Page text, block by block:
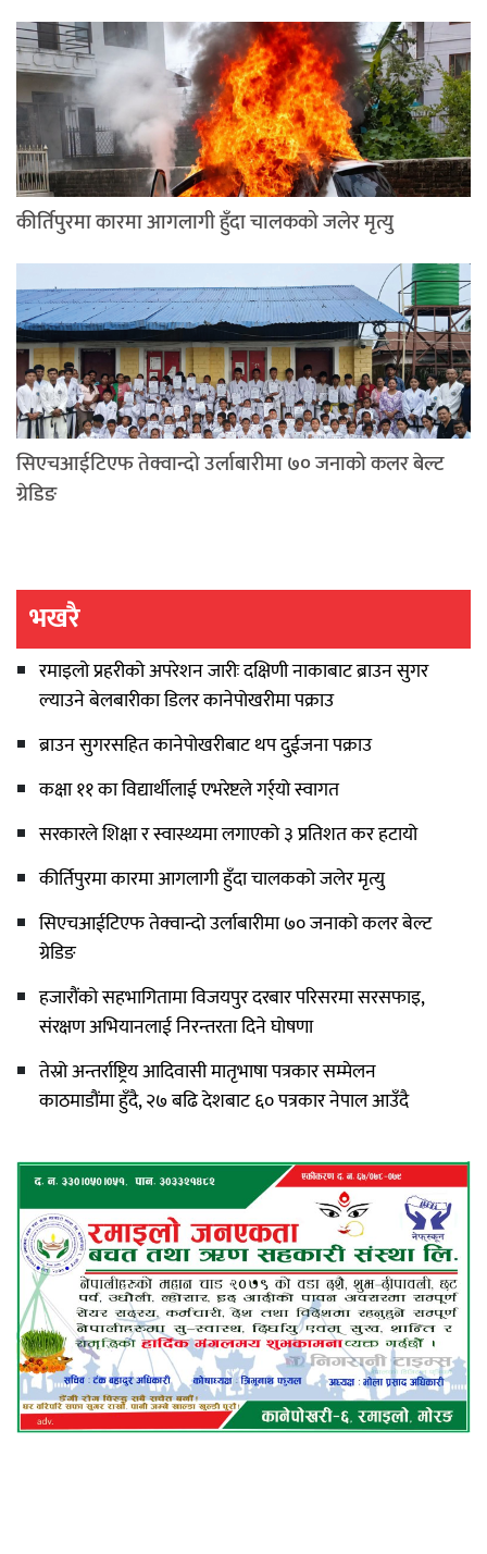
कीर्तिपुरमा कारमा आगलागी हुँदा चालकको जलेर मृत्यु
सिएचआईटिएफ तेक्वान्दो उर्लाबारीमा ७० जनाको कलर बेल्ट
ग्रेडिङ
भखरै
रमाइलो प्रहरीको अपरेशन जारीः दक्षिणी नाकाबाट ब्राउन सुगर
ल्याउने बेलबारीका डिलर कानेपोखरीमा पक्राउ
ब्राउन सुगरसहित कानेपोखरीबाट थप दुईजना पक्राउ
कक्षा ११ का विद्यार्थीलाई एभरेष्टले गर्र्यो स्वागत
सरकारले शिक्षा र स्वास्थ्यमा लगाएको ३ प्रतिशत कर हटायो
कीर्तिपुरमा कारमा आगलागी हुँदा चालकको जलेर मृत्यु
सिएचआईटिएफ तेक्वान्दो उर्लाबारीमा ७० जनाको कलर बेल्ट
ग्रेडिङ
हजारौंको सहभागितामा विजयपुर दरबार परिसरमा सरसफाइ,
संरक्षण अभियानलाई निरन्तरता दिने घोषणा
तेस्रो अन्तर्राष्ट्रिय आदिवासी मातृभाषा पत्रकार सम्मेलन
काठमाडौंमा हुँदै, २७ बढि देशबाट ६० पत्रकार नेपाल आउँदै